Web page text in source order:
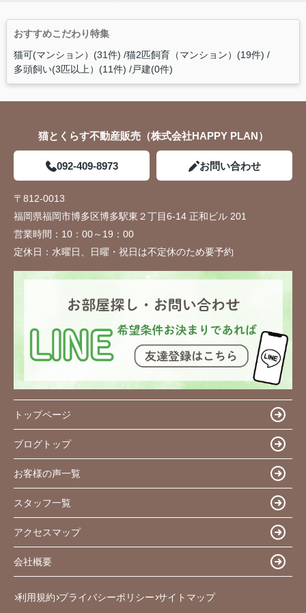
おすすめこだわり特集
猫可(マンション）(31件) 猫2匹飼育（マンション）(19件)
多頭飼い(3匹以上）(11件) 戸建(0件)
猫とくらす不動産販売（株式会社HAPPY PLAN）
092-409-8973 お問い合わせ
〒812-0013
福岡県福岡市博多区博多駅東２丁目6-14 正和ビル 201
営業時間： 10：00～19：00
定休日： 水曜日、日曜・祝日は不定休のため要予約
トップページ
ブログトップ
お客様の声一覧
スタッフ一覧
アクセスマップ
会社概要
利用規約 プライバシーポリシー サイトマップ